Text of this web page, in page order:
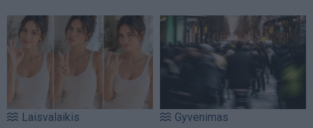
Laisvalaikis Gyvenimas